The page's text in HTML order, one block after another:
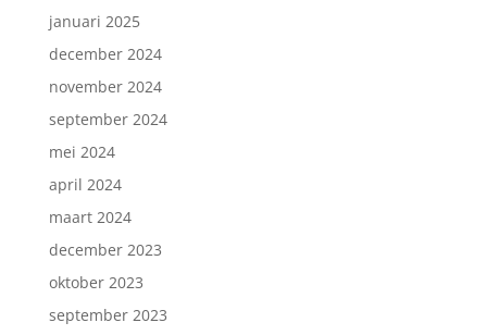
januari 2025
december 2024
november 2024
september 2024
mei 2024
april 2024
maart 2024
december 2023
oktober 2023
september 2023